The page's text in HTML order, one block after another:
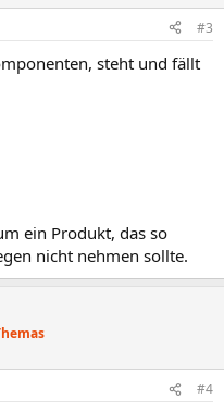
#3
steht und fällt
ein Produkt, das so
nicht nehmen sollte.
#4